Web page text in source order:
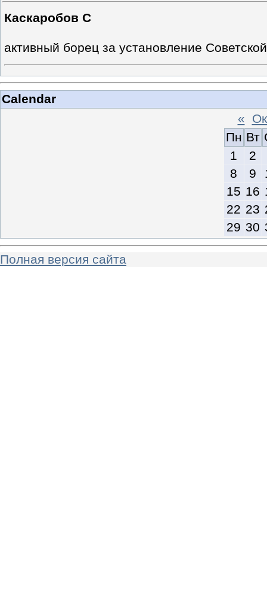
Каскаробов С
активный борец за установление
Calendar
«
Пн Вт
1
2
8
9
15 16
22 23
29 30
Полная версия сайта